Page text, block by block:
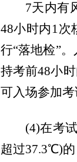
7天内有
48小时内1次
行“落地检”
持考前48小
可入场参加考
(4)在考
超过37.3℃)